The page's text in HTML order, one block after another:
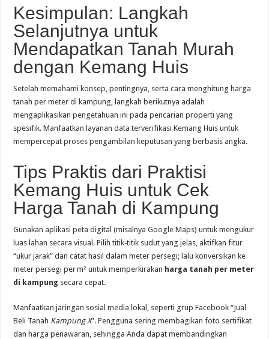
Kesimpulan: Langkah
Selanjutnya untuk
Mendapatkan Tanah Murah
dengan Kemang Huis
Setelah memahami konsep, pentingnya, serta cara menghitung harga
tanah per meter di kampung, langkah berikutnya adalah
mengaplikasikan pengetahuan ini pada pencarian properti yang
spesifik. Manfaatkan layanan data terverifikasi Kemang Huis untuk
mempercepat proses pengambilan keputusan yang berbasis angka.
Tips Praktis dari Praktisi
Kemang Huis untuk Cek
Harga Tanah di Kampung
Gunakan aplikasi peta digital (misalnya Google Maps) untuk mengukur
luas lahan secara visual. Pilih titik‑titik sudut yang jelas, aktifkan fitur
“ukur jarak” dan catat hasil dalam meter persegi; lalu konversikan ke
meter persegi per m² untuk memperkirakan harga tanah per meter
di kampung secara cepat.
Manfaatkan jaringan sosial media lokal, seperti grup Facebook “Jual
Beli Tanah Kampung X”. Pengguna sering membagikan foto sertifikat
dan harga penawaran, sehingga Anda dapat membandingkan